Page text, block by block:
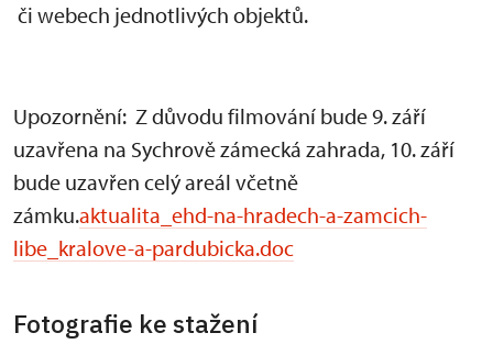
či webech jednotlivých objektů.
Upozornění: Z důvodu filmování bude 9. září
uzavřena na Sychrově zámecká zahrada, 10. září
bude uzavřen celý areál včetně
zámku.aktualita_ehd-na-hradech-a-zamcich-
libe_kralove-a-pardubicka.doc
Fotografie ke stažení